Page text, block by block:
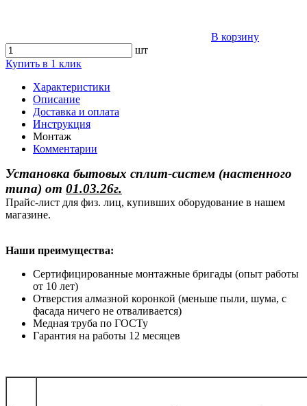
В корзину
шт
Купить в 1 клик
Характеристики
Описание
Доставка и оплата
Инструкция
Монтаж
Комментарии
Установка бытовых сплит-систем (настенного
типа) от 01.03.26г.
Прайс-лист для физ. лиц, купивших оборудование в нашем
магазине.
Наши преимущества:
Сертифицированные монтажные бригады (опыт работы
от 10 лет)
Отверстия алмазной коронкой (меньше пыли, шума, с
фасада ничего не отваливается)
Медная труба по ГОСТу
Гарантия на работы 12 месяцев